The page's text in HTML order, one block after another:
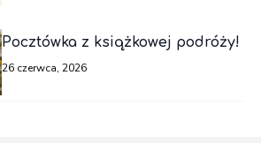
Pocztówka z książkowej podróży!
26 czerwca, 2026